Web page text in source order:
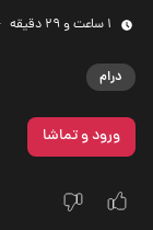
1 ساعت و 29 دقیقه
درام
ورود و تماشا